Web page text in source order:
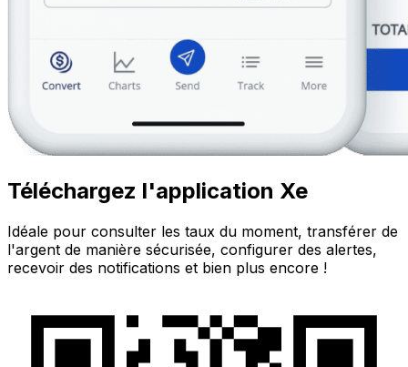
Téléchargez l'application Xe
Idéale pour consulter les taux du moment, transférer de
l'argent de manière sécurisée, configurer des alertes,
recevoir des notifications et bien plus encore !